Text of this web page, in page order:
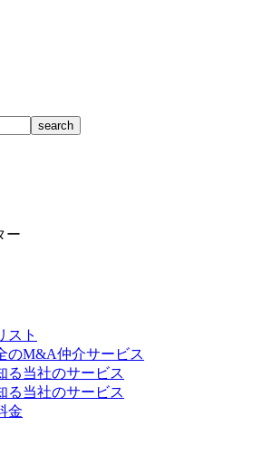
ー
スト
のM&A仲介サービス
る当社のサービス
る当社のサービス
金